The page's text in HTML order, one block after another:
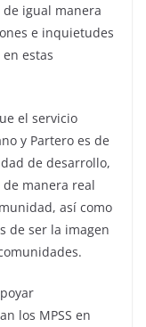
de igual manera
e inquietudes
estas
el servicio
y Partero es de
de desarrollo,
manera real
así como
de ser la imagen
los MPSS en